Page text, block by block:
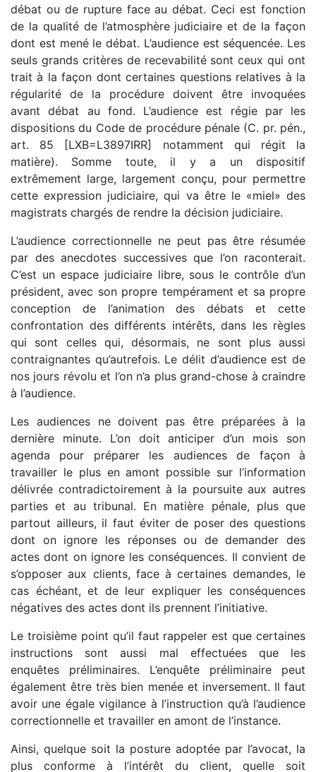
débat ou de rupture face au débat. Ceci est fonction
de la qualité de l’atmosphère judiciaire et de la façon
dont est mené le débat. L’audience est séquencée. Les
seuls grands critères de recevabilité sont ceux qui ont
trait à la façon dont certaines questions relatives à la
régularité de la procédure doivent être invoquées
avant débat au fond. L’audience est régie par les
dispositions du Code de procédure pénale (C. pr. pén.,
art. 85 [LXB=L3897IRR] notamment qui régit la
matière). Somme toute, il y a un dispositif
extrêmement large, largement conçu, pour permettre
cette expression judiciaire, qui va être le «miel» des
magistrats chargés de rendre la décision judiciaire.
L’audience correctionnelle ne peut pas être résumée
par des anecdotes successives que l’on raconterait.
C’est un espace judiciaire libre, sous le contrôle d’un
président, avec son propre tempérament et sa propre
conception de l’animation des débats et cette
confrontation des différents intérêts, dans les règles
qui sont celles qui, désormais, ne sont plus aussi
contraignantes qu’autrefois. Le délit d’audience est de
nos jours révolu et l’on n’a plus grand-chose à craindre
à l’audience.
Les audiences ne doivent pas être préparées à la
dernière minute. L’on doit anticiper d’un mois son
agenda pour préparer les audiences de façon à
travailler le plus en amont possible sur l’information
délivrée contradictoirement à la poursuite aux autres
parties et au tribunal. En matière pénale, plus que
partout ailleurs, il faut éviter de poser des questions
dont on ignore les réponses ou de demander des
actes dont on ignore les conséquences. Il convient de
s’opposer aux clients, face à certaines demandes, le
cas échéant, et de leur expliquer les conséquences
négatives des actes dont ils prennent l’initiative.
Le troisième point qu’il faut rappeler est que certaines
instructions sont aussi mal effectuées que les
enquêtes préliminaires. L’enquête préliminaire peut
également être très bien menée et inversement. Il faut
avoir une égale vigilance à l’instruction qu’à l’audience
correctionnelle et travailler en amont de l’instance.
Ainsi, quelque soit la posture adoptée par l’avocat, la
plus conforme à l’intérêt du client, quelle soit